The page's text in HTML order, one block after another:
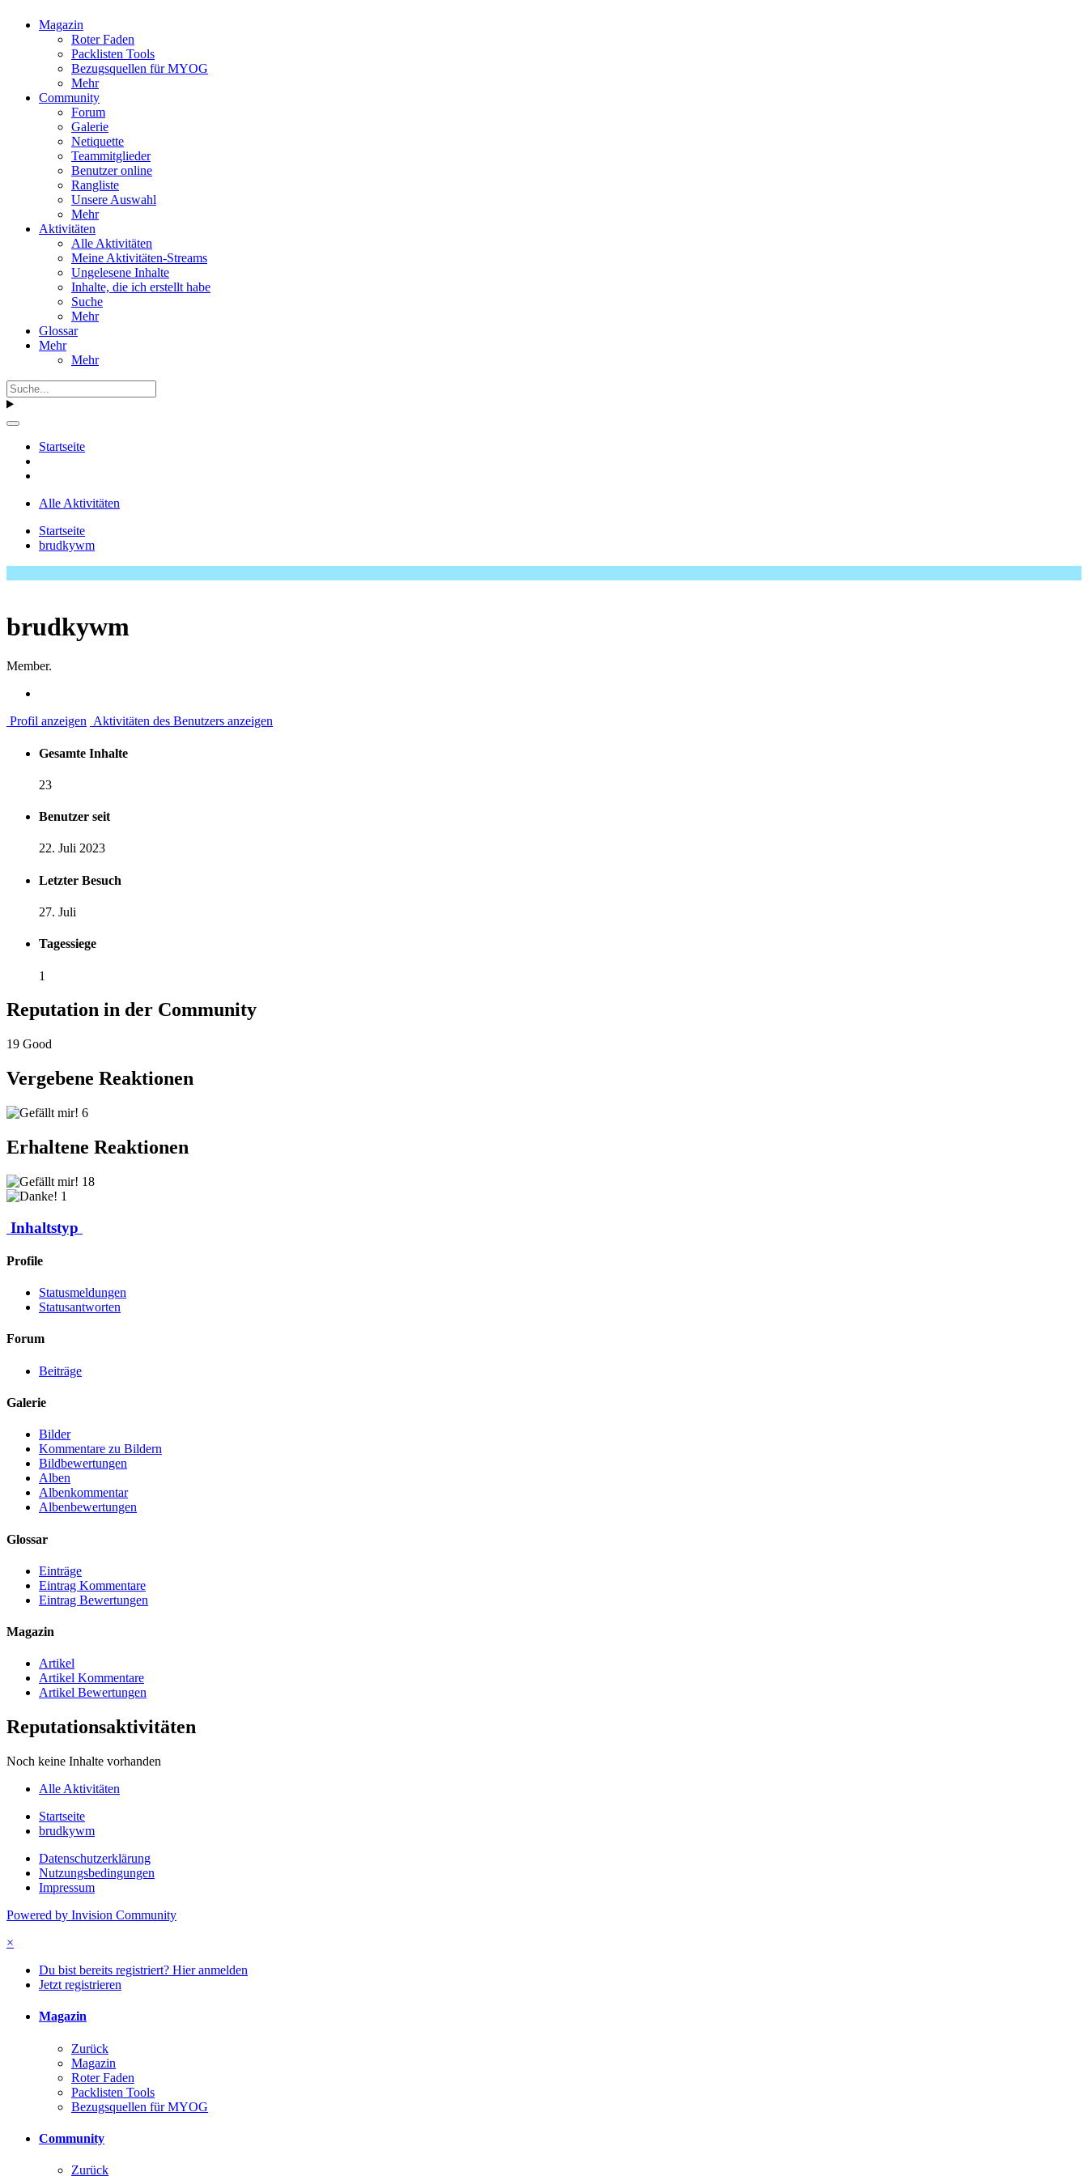
Magazin
Roter Faden
Packlisten Tools
Bezugsquellen für MYOG
Mehr
Community
Forum
Galerie
Netiquette
Teammitglieder
Benutzer online
Rangliste
Unsere Auswahl
Mehr
Aktivitäten
Alle Aktivitäten
Meine Aktivitäten-Streams
Ungelesene Inhalte
Inhalte, die ich erstellt habe
Suche
Mehr
Glossar
Mehr
Mehr
Startseite
Alle Aktivitäten
Startseite
brudkywm
brudkywm
Member.
Profil anzeigen Aktivitäten des Benutzers anzeigen
Gesamte Inhalte
23
Benutzer seit
22. Juli 2023
Letzter Besuch
27. Juli
Tagessiege
1
Reputation in der Community
19 Good
Vergebene Reaktionen
6
Erhaltene Reaktionen
18
1
Inhaltstyp
Profile
Statusmeldungen
Statusantworten
Forum
Beiträge
Galerie
Bilder
Kommentare zu Bildern
Bildbewertungen
Alben
Albenkommentar
Albenbewertungen
Glossar
Einträge
Eintrag Kommentare
Eintrag Bewertungen
Magazin
Artikel
Artikel Kommentare
Artikel Bewertungen
Reputationsaktivitäten
Noch keine Inhalte vorhanden
Alle Aktivitäten
Startseite
brudkywm
Datenschutzerklärung
Nutzungsbedingungen
Impressum
Powered by Invision Community
×
Du bist bereits registriert? Hier anmelden
Jetzt registrieren
Magazin
Zurück
Magazin
Roter Faden
Packlisten Tools
Bezugsquellen für MYOG
Community
Zurück